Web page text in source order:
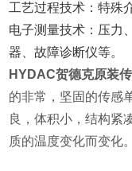
工艺过程技术：特殊
电子测量技术：压力
器、故障诊断仪等。
HYDAC贺德克原装
的非常，坚固的传感
良，体积小，结构紧
质的温度变化而变化。